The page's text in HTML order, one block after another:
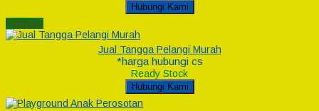
Hubungi Kami
Popular!
Jual Tangga Pelangi Murah
*harga hubungi cs
Ready Stock
Hubungi Kami